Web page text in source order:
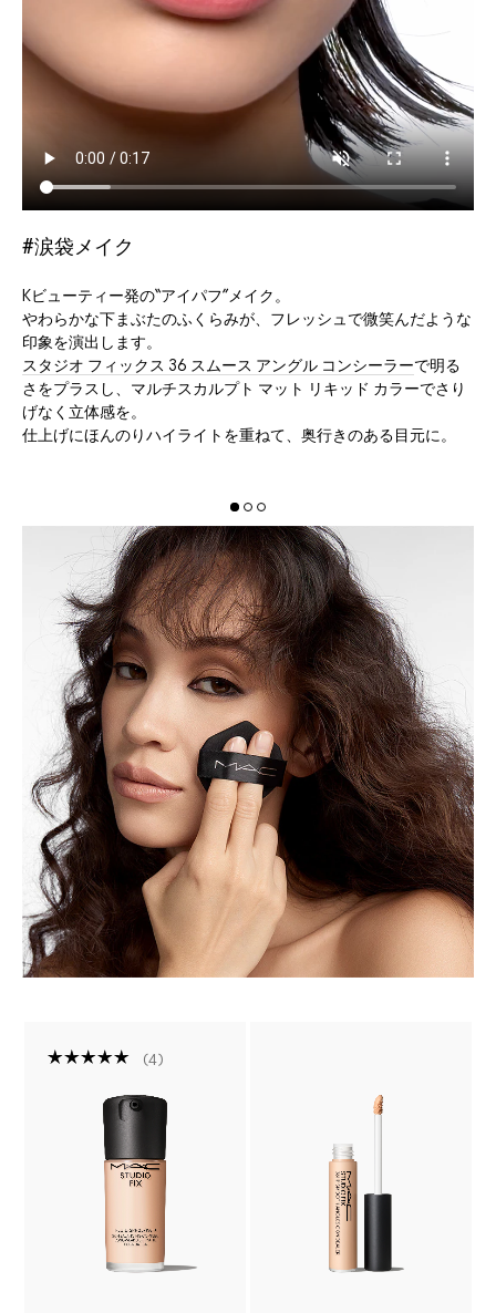
#涙袋メイク
Kビューティー発の“アイパフ”メイク。
やわらかな下まぶたのふくらみが、フレッシュで微笑んだような
印象を演出します。
スタジオ フィックス 36 スムース アングル コンシーラーで明る
さをプラスし、マルチスカルプト マット リキッド カラーでさり
げなく立体感を。
仕上げにほんのりハイライトを重ねて、奥行きのある目元に。
4